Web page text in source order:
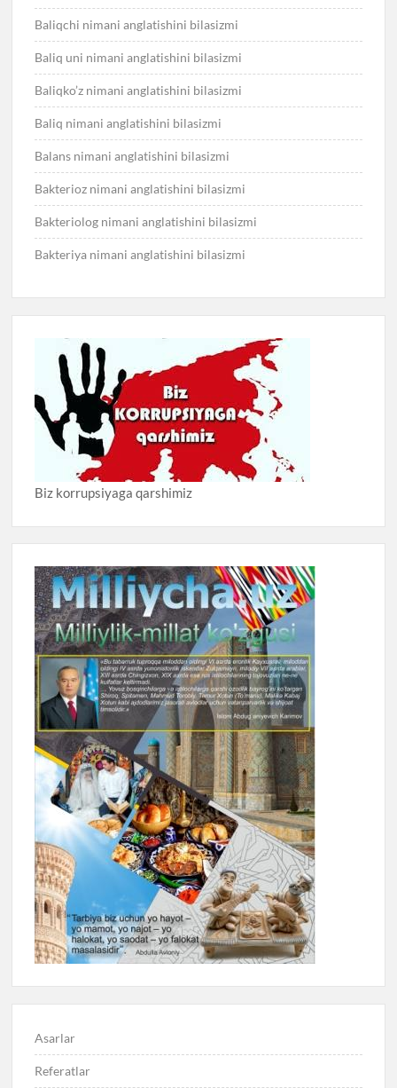
Baliqchi nimani anglatishini bilasizmi
Baliq uni nimani anglatishini bilasizmi
Baliqko’z nimani anglatishini bilasizmi
Baliq nimani anglatishini bilasizmi
Balans nimani anglatishini bilasizmi
Bakterioz nimani anglatishini bilasizmi
Bakteriolog nimani anglatishini bilasizmi
Bakteriya nimani anglatishini bilasizmi
Biz korrupsiyaga qarshimiz
Asarlar
Referatlar